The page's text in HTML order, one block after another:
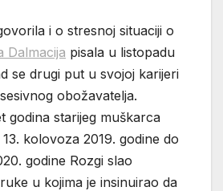
i o stresnoj situaciji o
Dalmacija pisala u listopadu
se drugi put u svojoj karijeri
obožavatelja.
godina starijeg muškarca
kolovoza 2019. godine do
godine Rozgi slao
u kojima je insinuirao da